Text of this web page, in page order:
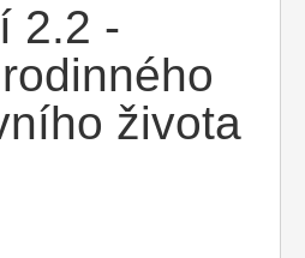
2.2 -
života